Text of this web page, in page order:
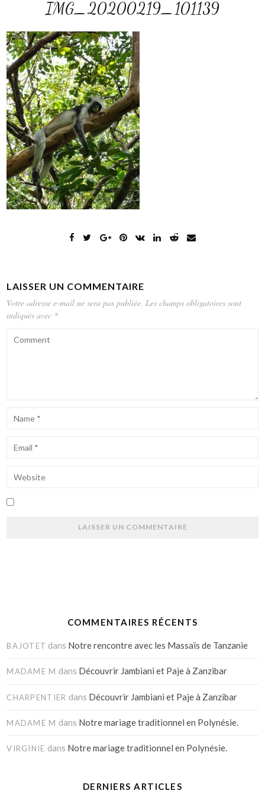
IMG_20200219_101139
LAISSER UN COMMENTAIRE
Votre adresse e-mail ne sera pas publiée. Les champs obligatoires sont
indiqués avec *
COMMENTAIRES RÉCENTS
BAJOTET dans Notre rencontre avec les Massaïs de Tanzanie
MADAME M dans Découvrir Jambiani et Paje à Zanzibar
CHARPENTIER dans Découvrir Jambiani et Paje à Zanzibar
MADAME M dans Notre mariage traditionnel en Polynésie.
VIRGINIE dans Notre mariage traditionnel en Polynésie.
DERNIERS ARTICLES